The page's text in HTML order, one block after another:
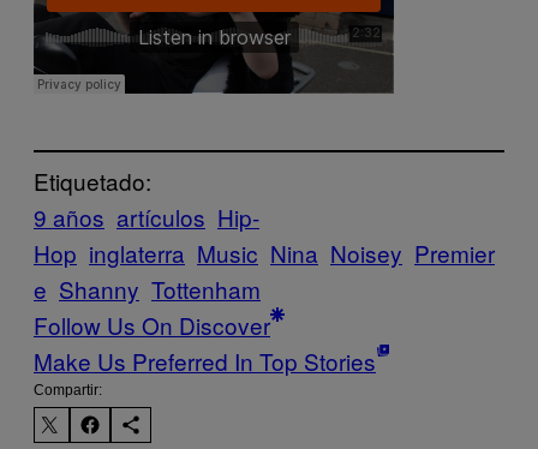
Etiquetado:
9 años artículos Hip-
Hop inglaterra Music Nina Noisey Premier
e Shanny Tottenham
Follow Us On Discover
Make Us Preferred In Top Stories
Compartir: